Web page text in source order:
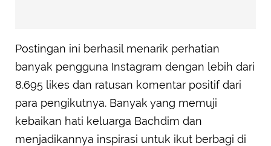
Postingan ini berhasil menarik perhatian
banyak pengguna Instagram dengan lebih dari
8.695 likes dan ratusan komentar positif dari
para pengikutnya. Banyak yang memuji
kebaikan hati keluarga Bachdim dan
menjadikannya inspirasi untuk ikut berbagi di